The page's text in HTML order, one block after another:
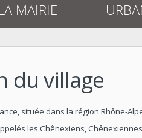
MAIRIE
du village
située dans la région Rhône-
les Chênexiens,